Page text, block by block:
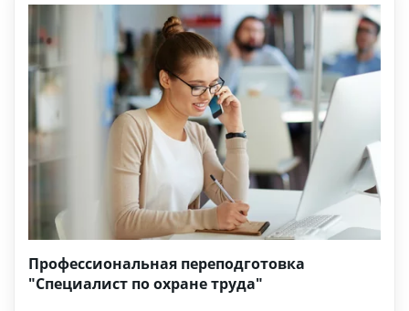
Профессиональная переподготовка
"Специалист по охране труда"